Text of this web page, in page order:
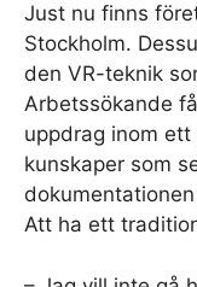
Just nu finns
Stockholm.
den VR-teknik
Arbetssökande
uppdrag inom
kunskaper som
Att ha ett